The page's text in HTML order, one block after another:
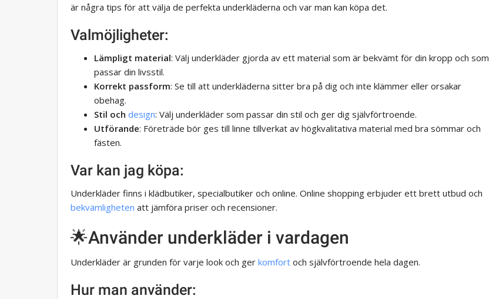
är några tips för att välja de perfekta underkläderna och var man kan köpa det.
Valmöjligheter:
Lämpligt material: Välj underkläder gjorda av ett material som är bekvämt för din kropp och som
passar din livsstil.
Korrekt passform: Se till att underkläderna sitter bra på dig och inte klämmer eller orsakar
obehag.
Stil och design: Välj underkläder som passar din stil och ger dig självförtroende.
Utförande: Företräde bör ges till linne tillverkat av högkvalitativa material med bra sömmar och
fästen.
Var kan jag köpa:
Underkläder finns i klädbutiker, specialbutiker och online. Online shopping erbjuder ett brett utbud och
bekvämligheten att jämföra priser och recensioner.
🌟Använder underkläder i vardagen
Underkläder är grunden för varje look och ger komfort och självförtroende hela dagen.
Hur man använder: